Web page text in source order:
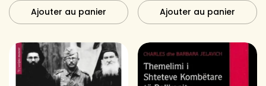
Ajouter au panier Ajouter au panier